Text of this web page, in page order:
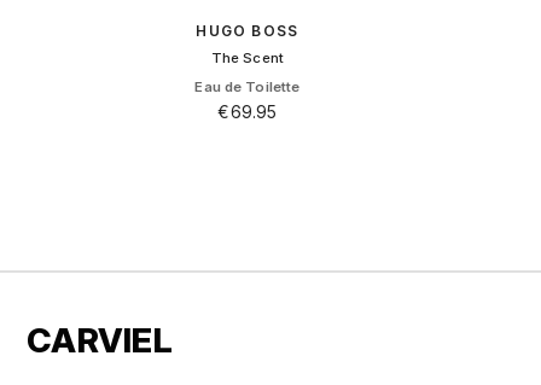
HUGO BOSS
The Scent
Eau de Toilette
€69.95
CARVIEL